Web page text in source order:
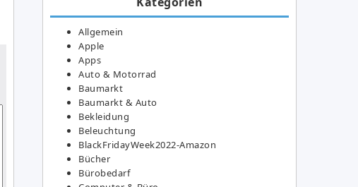
Allgemein
Apple
Apps
Auto & Motorrad
Baumarkt
Baumarkt & Auto
Bekleidung
Beleuchtung
BlackFridayWeek2022-Amazon
Bücher
Bürobedarf